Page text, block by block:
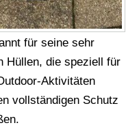
für seine sehr
Hüllen, die speziell für
Aktivitäten
vollständigen Schutz